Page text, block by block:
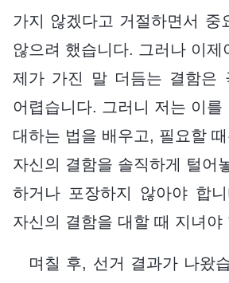
가지 않겠다고 거절하면서 중
않으려 했습니다. 그러나 이제
제가 가진 말 더듬는 결함은
어렵습니다. 그러니 저는 이를
대하는 법을 배우고, 필요할
자신의 결함을 솔직하게 털어
하거나 포장하지 않아야 합
자신의 결함을 대할 때 지녀야
며칠 후, 선거 결과가 나왔